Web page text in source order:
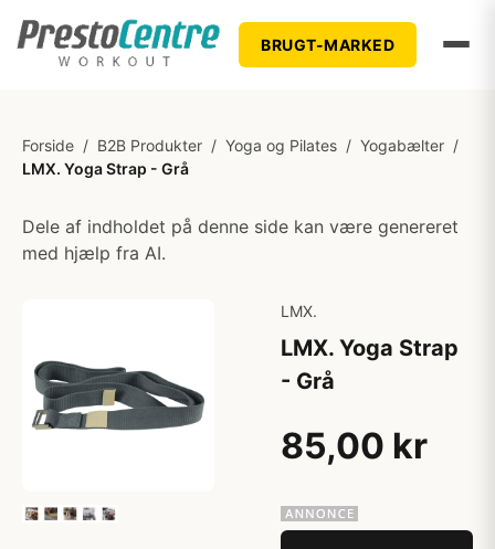
BRUGT-MARKED
Forside / B2B Produkter / Yoga og Pilates / Yogabælter /
LMX. Yoga Strap - Grå
Dele af indholdet på denne side kan være genereret
med hjælp fra AI.
LMX.
LMX. Yoga Strap
- Grå
85,00 kr